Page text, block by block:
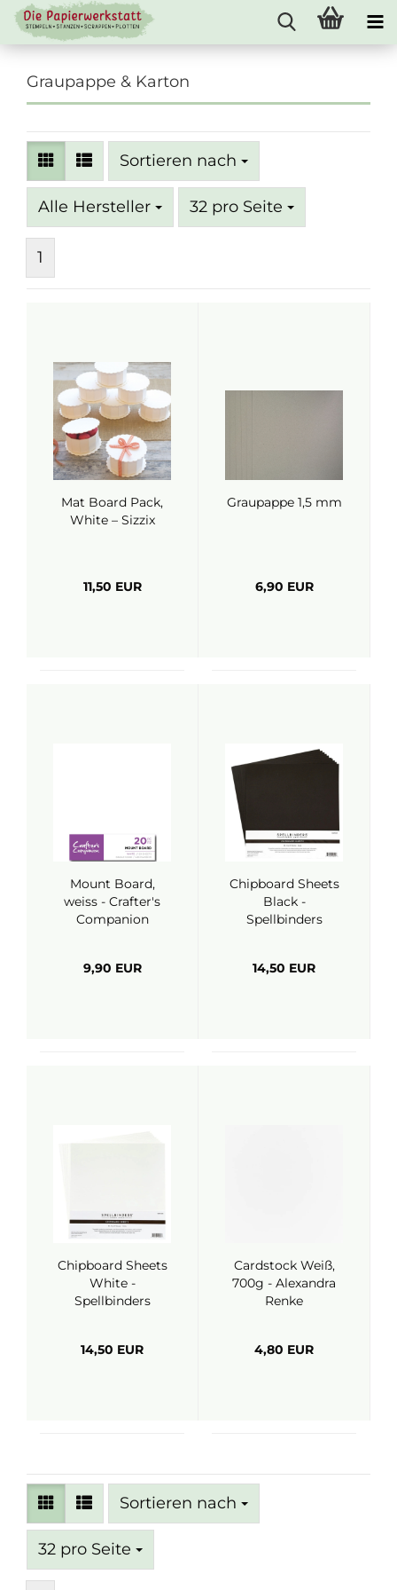
Graupappe & Karton
Sortieren nach
Sortieren nach
Alle Hersteller 32 pro Seite
pro Seite
1
Mat Board Pack,
White – Sizzix
11,50 EUR
Graupappe 1,5 mm
6,90 EUR
Mount Board,
weiss - Crafter's
Companion
9,90 EUR
Chipboard Sheets
Black -
Spellbinders
14,50 EUR
Chipboard Sheets
White -
Spellbinders
14,50 EUR
Cardstock Weiß,
700g - Alexandra
Renke
4,80 EUR
Sortieren nach
Sortieren nach
32 pro Seite
pro Seite